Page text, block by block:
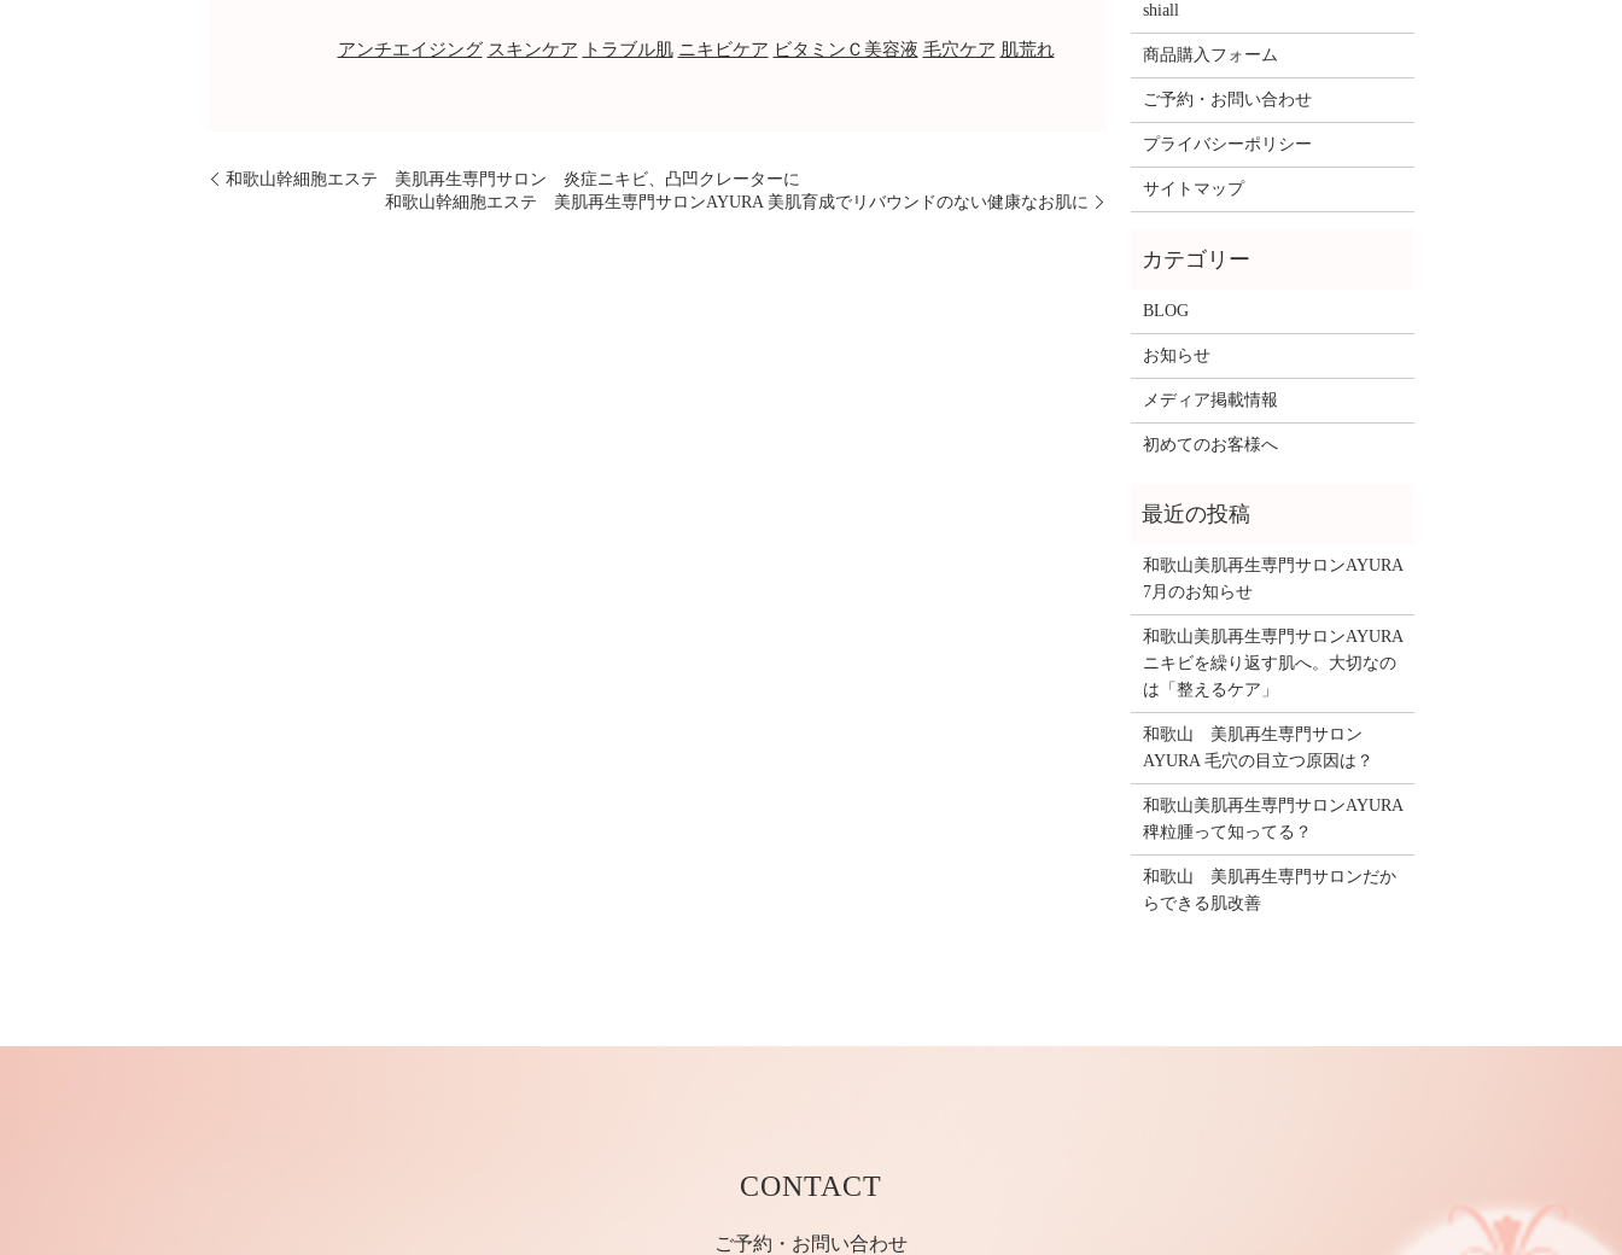
アンチエイジング スキンケア トラブル肌 ニキビケア ビタミンＣ美容液 毛穴ケア 肌荒れ
和歌山幹細胞エステ 美肌再生専門サロン 炎症ニキビ、凸凹クレーターに
和歌山幹細胞エステ 美肌再生専門サロンAYURA 美肌育成でリバウンドのない健康なお肌に
shiall
商品購入フォーム
ご予約・お問い合わせ
プライバシーポリシー
サイトマップ
BLOG
お知らせ
メディア掲載情報
初めてのお客様へ
和歌山美肌再生専門サロンAYURA
7月のお知らせ
和歌山美肌再生専門サロンAYURA
ニキビを繰り返す肌へ。大切なの
は「整えるケア」
和歌山 美肌再生専門サロン
AYURA 毛穴の目立つ原因は？
和歌山美肌再生専門サロンAYURA
稗粒腫って知ってる？
和歌山 美肌再生専門サロンだか
らできる肌改善
CONTACT
ご予約・お問い合わせ